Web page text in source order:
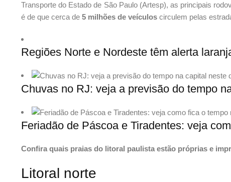
Transporte do Estado de São Paulo (Artesp), as principais
é de que cerca de 5 milhões de veículos circulem pelas
Regiões Norte e Nordeste têm alerta
Chuvas no RJ: veja a previsão do tempo
Feriadão de Páscoa e Tiradentes: veja
Confira quais praias do litoral paulista estão próprias e
Litoral norte